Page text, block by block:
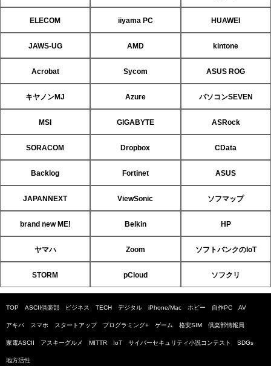
ELECOM iiyama PC HUAWEI
JAWS-UG AMD kintone
Acrobat Sycom ASUS ROG
キヤノンMJ Azure パソコンSEVEN
MSI GIGABYTE ASRock
SORACOM Dropbox CData
Backlog Fortinet ASUS
JAPANNEXT ViewSonic ソフマップ
brand new ME! Belkin HP
ヤマハ Zoom ソフトバンクのIoT
STORM pCloud ソフクリ
TOP ASCII倶楽部 ビジネス TECH デジタル iPhone/Mac ホビー 自作PC AV
アキバ スマホ スタートアップ プログラミング+ ゲーム 格安SIM 倶楽部情報局
家電ASCII アスキーグルメ MITTR IoT サイバーセキュリティ小説コンテスト SDGs
地方活性